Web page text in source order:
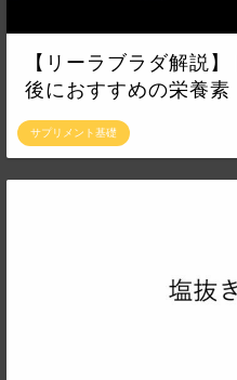
サプリメント基礎
【リーラブラダ解説
後におすすめの栄養素